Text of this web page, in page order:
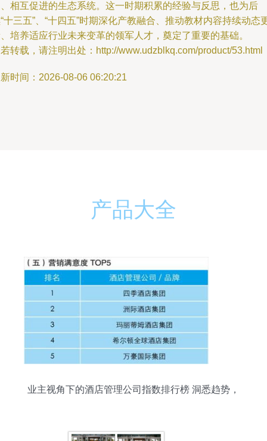
相互促进的生态系统。这一时期积累的经验与反思，也为后
十三五”、“十四五”时期深化产教融合、推动教材内容持续动态
培养适应行业未来变革的领军人才，奠定了重要的基础。
转载，请注明出处：http://www.udzblkq.com/product/53.html
时间：2026-08-06 06:20:21
产品大全
业主视角下的酒店管理公司指数排行榜 洞悉趋势，